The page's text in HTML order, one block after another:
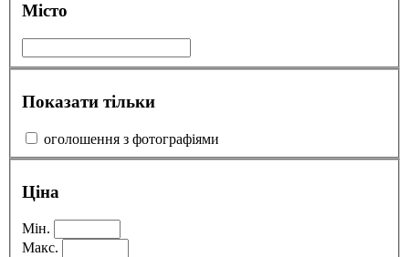
Місто
Показати тільки
оголошення з фотографіями
Ціна
Мін.
Макс.